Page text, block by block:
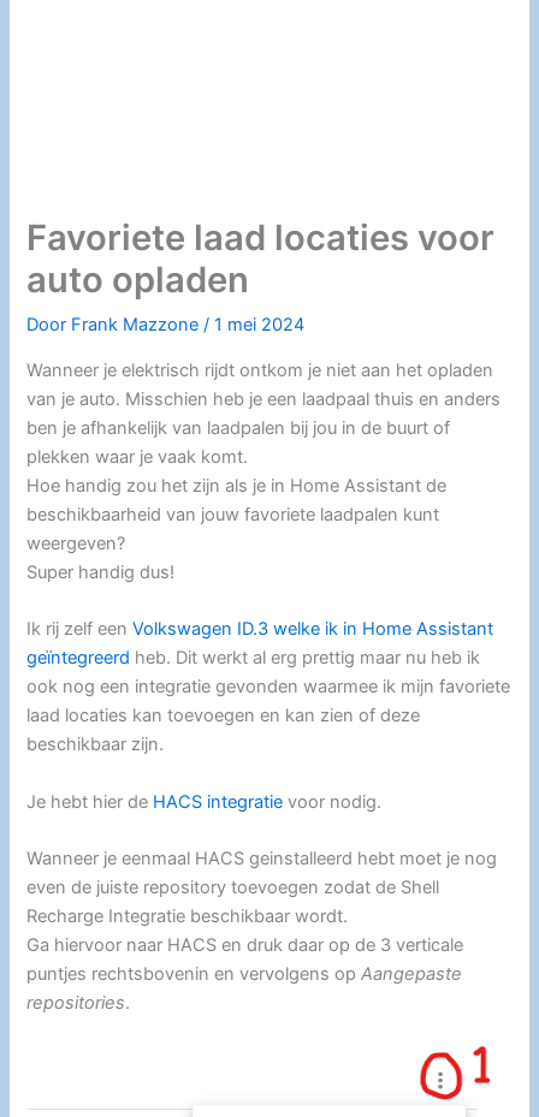
Favoriete laad locaties voor
auto opladen
Door Frank Mazzone/1 mei 2024
Wanneer je elektrisch rijdt ontkom je niet aan het opladen
van je auto. Misschien heb je een laadpaal thuis en anders
ben je afhankelijk van laadpalen bij jou in de buurt of
plekken waar je vaak komt.
Hoe handig zou het zijn als je in Home Assistant de
beschikbaarheid van jouw favoriete laadpalen kunt
weergeven?
Super handig dus!
Ik rij zelf eenVolkswagen ID.3 welke ik in Home Assistant
geïntegreerd heb. Dit werkt al erg prettig maar nu heb ik
ook nog een integratie gevonden waarmee ik mijn favoriete
laad locaties kan toevoegen en kan zien of deze
beschikbaar zijn.
Je hebt hier de HACS integratie voor nodig.
Wanneer je eenmaal HACS geinstalleerd hebt moet je nog
even de juiste repository toevoegen zodat de Shell
Recharge Integratie beschikbaar wordt.
Ga hiervoor naar HACS en druk daar op de 3 verticale
puntjes rechtsbovenin en vervolgens opAangepaste
repositories.